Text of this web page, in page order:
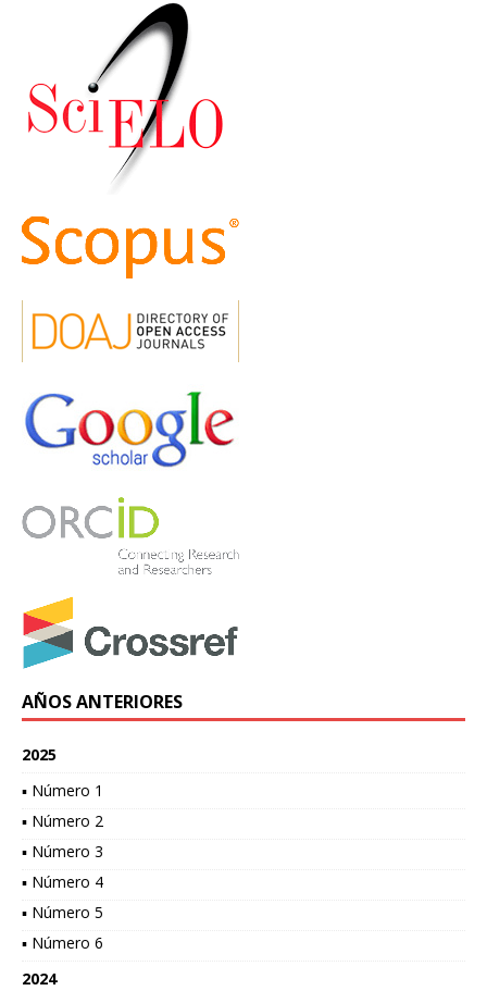
AÑOS ANTERIORES
2025
▪ Número 1
▪ Número 2
▪ Número 3
▪ Número 4
▪ Número 5
▪ Número 6
2024